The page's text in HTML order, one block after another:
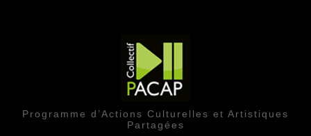
Programme d’Actions Culturelles et Artistiques
Partagées